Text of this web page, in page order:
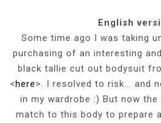
English
Some time ago I was taking
purchasing of an interesting
black tallie cut out bodysuit
<here>. I resolved to risk... and
in my wardrobe :) But now
match to this body to prepare